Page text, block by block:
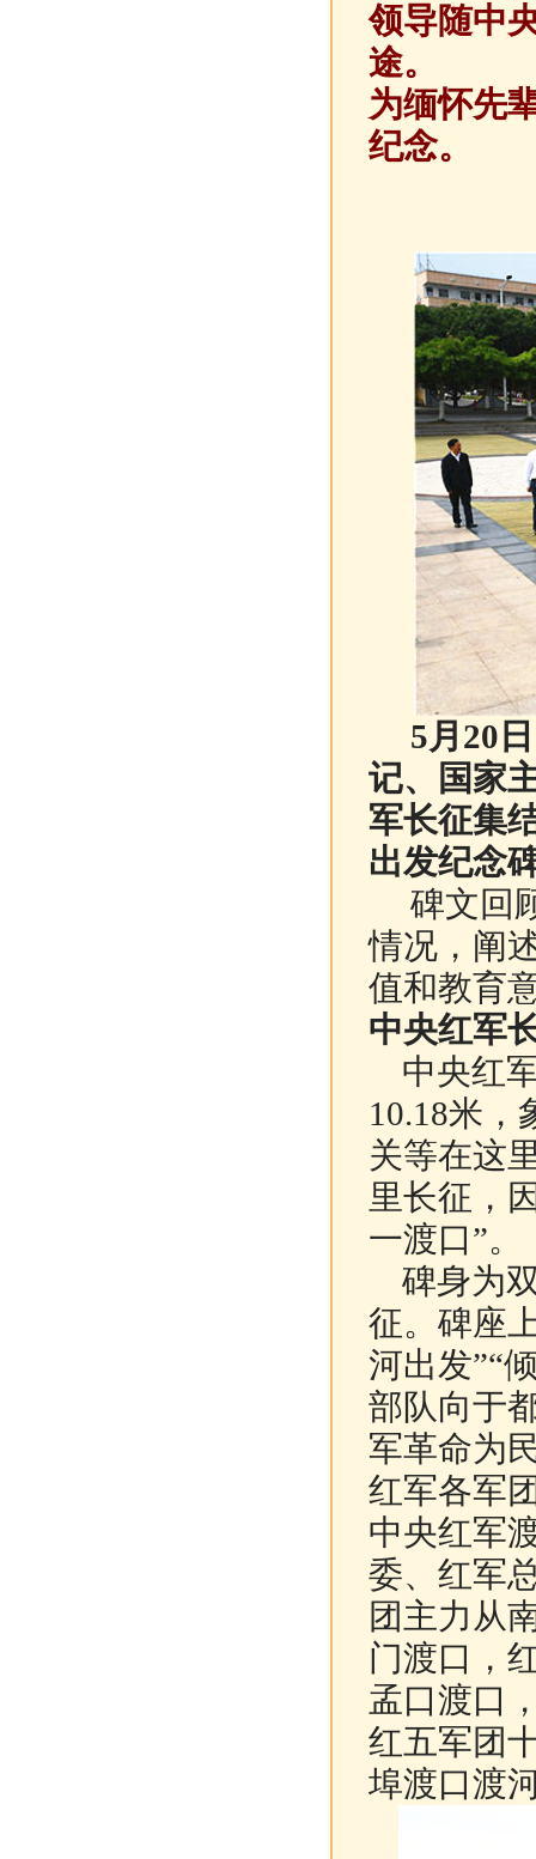
领导随中
途。
为缅怀先
纪念。
5月20
记、国家
军长征集
出发纪念
碑文回
情况，阐
值和教育
中央红军
中央红
10.18米，
关等在这
里长征，
一渡口”。
碑身为
征。碑座
河出发”“
部队向于
军革命为
红军各军
中央红军
委、红军
团主力从
门渡口，
孟口渡口
红五军团
埠渡口渡